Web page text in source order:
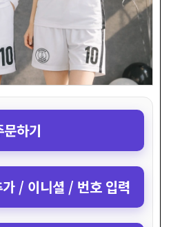
문하기
/ 이니셜 / 번호 입력